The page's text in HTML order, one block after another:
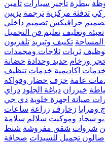
بيطرة تاجير سيارات تامين
تدفئة مركزية ترجمة تزيين
جرافيكس تصميم داخلي
تعبئة وتغليف تعليم فن التجميل
المساحة تكييف وتبريد تلفزيون
ثريات ثلاجات ومجمدات
ورخام حديد وحدادة حضانة
خدمات اكاديمية خدمات تنظيف
عامة خزف خضار وفواكه
خيزران دباغة الجلود دراي
صيانة اجهزة خلوية دي جي
ومرايا زخارف زراعة ساعات
سجاد وموكيت سلالم سلامة
شروات شقق مفروشة شنط
صالون تجميل للسيدات صحافة